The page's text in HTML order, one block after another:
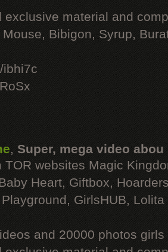
exclusive material and
Bibigon, Syrup,
ibhi7c
, Super, mega video abou
TOR websites Magic
Heart, Giftbox,
GirlsHUB, Lolita
and 20000 photos